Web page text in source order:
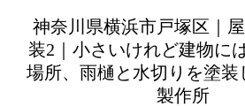
神奈川県横浜市戸塚区｜
装2｜小さいけれど建物に
場所、雨樋と水切りを塗装
製作所